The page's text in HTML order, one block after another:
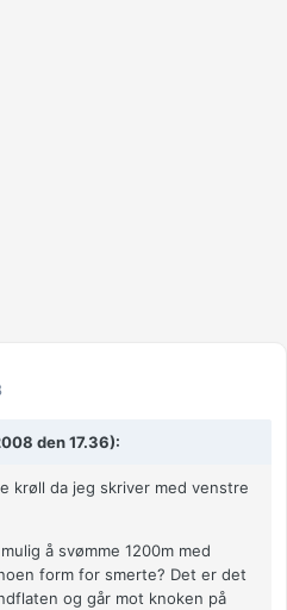
den 17.36):
krøll da jeg skriver med venstre
å svømme 1200m med
form for smerte? Det er det
og går mot knoken på